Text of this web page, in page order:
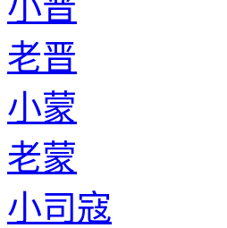
老晋
小蒙
老蒙
小司寇